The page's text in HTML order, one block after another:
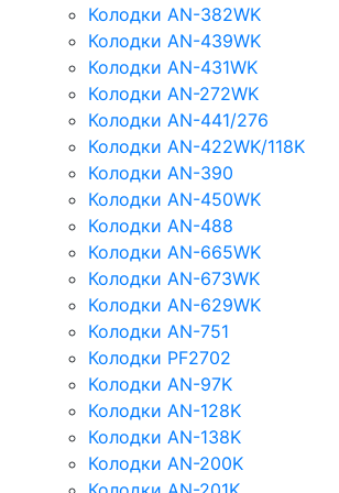
Колодки AN-382WK
Колодки AN-439WK
Колодки AN-431WK
Колодки AN-272WK
Колодки AN-441/276
Колодки AN-422WK/118K
Колодки AN-390
Колодки AN-450WK
Колодки AN-488
Колодки AN-665WK
Колодки AN-673WK
Колодки AN-629WK
Колодки AN-751
Колодки PF2702
Колодки AN-97K
Колодки AN-128K
Колодки AN-138K
Колодки AN-200K